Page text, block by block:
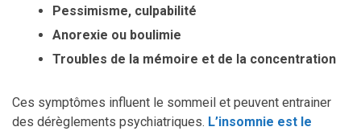
Pessimisme, culpabilité
Anorexie ou boulimie
Troubles de la mémoire et de la concentration
Ces symptômes influent le sommeil et peuvent entrainer
des dérèglements psychiatriques. L’insomnie est le